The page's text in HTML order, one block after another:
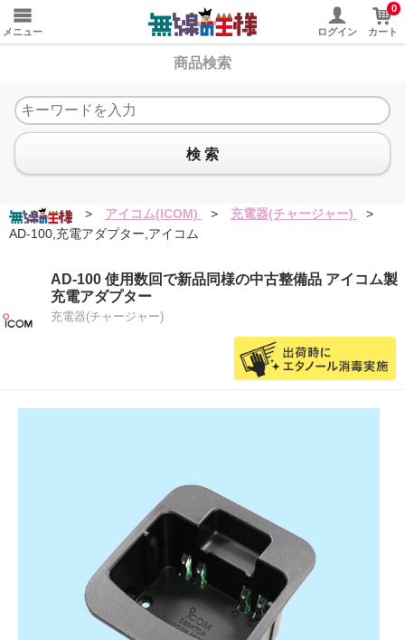
メニュー ログイン
0
カート
商品検索
検 索
> アイコム(ICOM) > 充電器(チャージャー)
>
AD-100,充電アダプター,アイコム
AD-100 使用数回で新品同様の中古整備品 アイコム製
充電アダプター
充電器(チャージャー)